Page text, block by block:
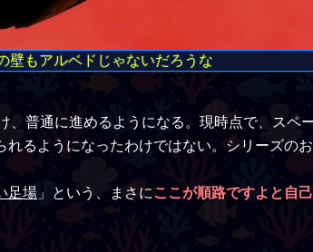
壁もアルベドじゃないだろうな
、普通に進めるようになる。現時点で、スペ
るようになったわけではない。シリーズの
足場 」という、まさにここが順路ですよと自